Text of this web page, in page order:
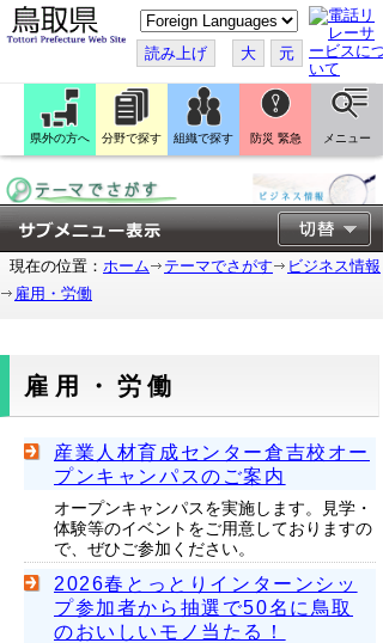
こ
の
ペ
ー
ジ
翻
訳
す
読み上げ 大 元
県外の方へ 分野で探す 組織で探す 防災 緊急 メニュー
現在の位置： ホーム テーマでさがす
ビジネス情報
雇用・労働
雇用・労働
産業人材育成センター倉吉校オー
プンキャンパスのご案内
オープンキャンパスを実施します。見学・
体験等のイベントをご用意しておりますの
で、ぜひご参加ください。
2026春とっとりインターンシッ
プ参加者から抽選で50名に鳥取
のおいしいモノ当たる！